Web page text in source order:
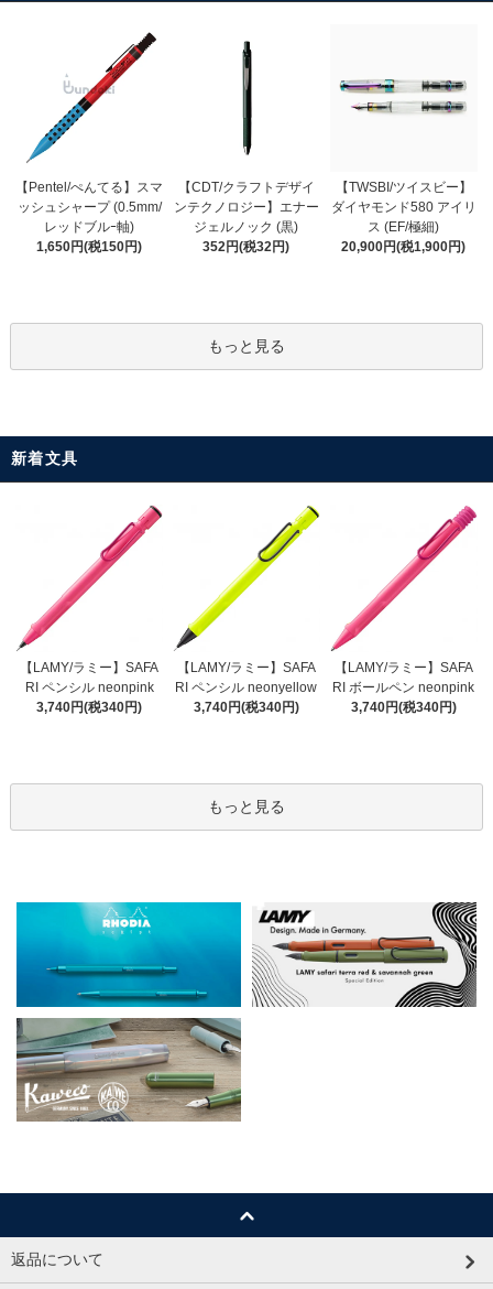
【Pentel/ぺんてる】スマ
ッシュシャープ (0.5mm/
レッドブルｰ軸)
1,650円(税150円)
【CDT/クラフトデザイ
ンテクノロジー】エナー
ジェルノック (黒)
352円(税32円)
【TWSBI/ツイスビー】
ダイヤモンド580 アイリ
ス (EF/極細)
20,900円(税1,900円)
もっと見る
新着文具
【LAMY/ラミー】SAFA
RI ペンシル neonpink
3,740円(税340円)
【LAMY/ラミー】SAFA
RI ペンシル neonyellow
3,740円(税340円)
【LAMY/ラミー】SAFA
RI ボールペン neonpink
3,740円(税340円)
もっと見る
返品について